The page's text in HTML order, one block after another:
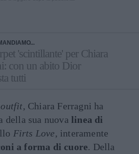
'scintillante' per Chiara
con un abito Dior
tutti
outfit, Chiara Ferragni ha
della sua nuova linea di
Firts Love, interamente
a forma di cuore. Della